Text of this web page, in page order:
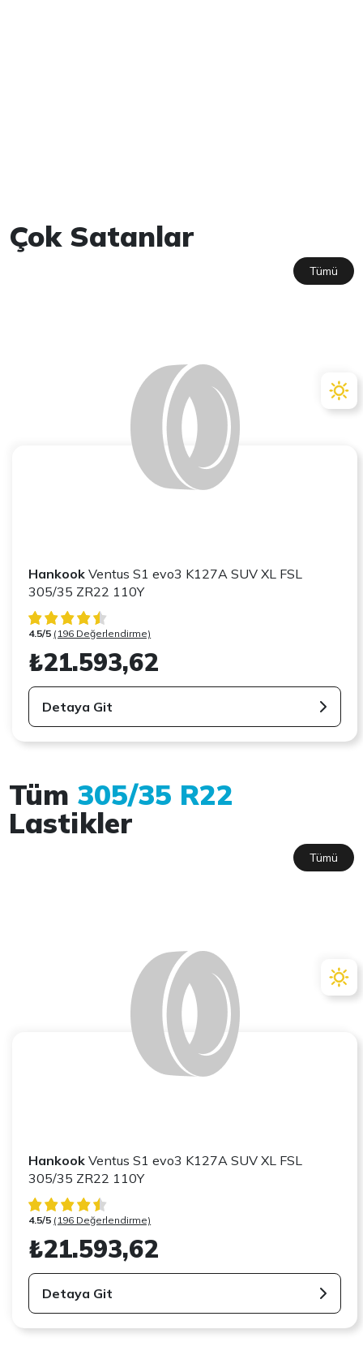
Çok Satanlar
Tümü
Hankook Ventus S1 evo3 K127A SUV XL FSL
305/35 ZR22 110Y
4.5/5 (196 Değerlendirme)
₺21.593,62
Detaya Git
Tüm 305/35 R22
Lastikler
Tümü
Hankook Ventus S1 evo3 K127A SUV XL FSL
305/35 ZR22 110Y
4.5/5 (196 Değerlendirme)
₺21.593,62
Detaya Git